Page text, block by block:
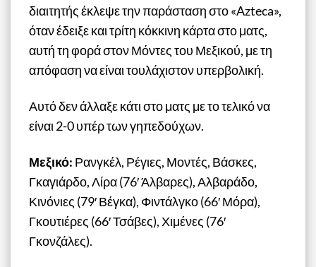
διαιτητής έκλεψε την παράσταση στο «Azteca»,
όταν έδειξε και τρίτη κόκκινη κάρτα στο ματς,
αυτή τη φορά στον Μόντες του Μεξικού, με τη
απόφαση να είναι τουλάχιστον υπερβολική.
Αυτό δεν άλλαξε κάτι στο ματς με το τελικό να
είναι 2-0 υπέρ των γηπεδούχων.
Μεξικό: Ρανγκέλ, Ρέγιες, Μοντές, Βάσκες,
Γκαγιάρδο, Λίρα (76′ Άλβαρες), Αλβαράδο,
Κινόνιες (79′ Βέγκα), Φιντάλγκο (66′ Μόρα),
Γκουτιέρες (66′ Τσάβες), Χιμένες (76′
Γκονζάλες).